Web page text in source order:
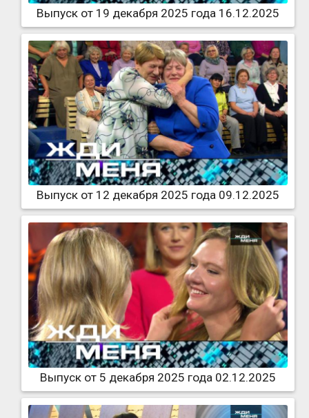
Выпуск от 19 декабря 2025 года 16.12.2025
Выпуск от 12 декабря 2025 года 09.12.2025
Выпуск от 5 декабря 2025 года 02.12.2025